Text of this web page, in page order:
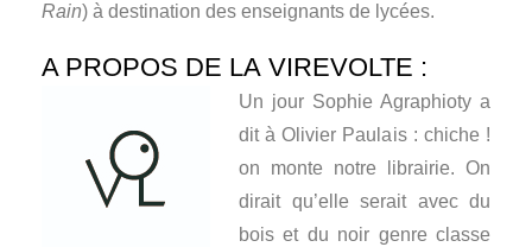
Rain) à destination des enseignants de lycées.
A PROPOS DE LA VIREVOLTE :
Un jour Sophie Agraphioty a
dit à Olivier Paulais : chiche !
on monte notre librairie. On
dirait qu’elle serait avec du
bois et du noir genre classe